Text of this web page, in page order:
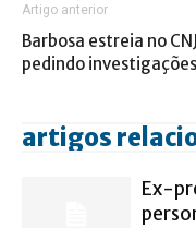
Artigo anterior
Barbosa estreia no CNJ
pedindo investigações
artigos
Ex-